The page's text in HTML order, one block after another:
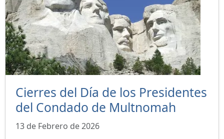
Cierres del Día de los Presidentes
del Condado de Multnomah
13 de Febrero de 2026